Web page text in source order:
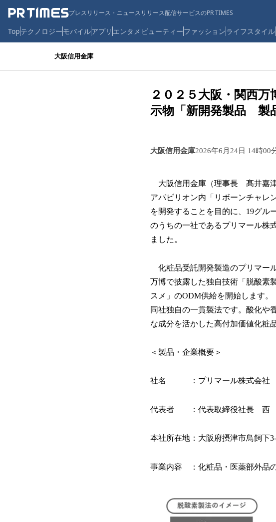
プレスリリース・ニュースリリース配信サービスのPR TIMES
Topテクノロジーモバイルアプリ エンタメ ビューティーファッションライフスタイル
大阪信用金庫
２０２５大阪・関西
示物「新開発製品 製
大阪信用金庫2026年6月24日 14時00
大阪信用金庫（理事長 髙井嘉津
アパビリオン内「リボーンチャレ
を開発することを目的に、19グル
のうちの一社であるプリマール株
ました。
化粧品受託開発製造のプリマー
万博で披露した独自技術「脱酸素
スメ」のODM供給を開始します
同社独自の一貫製法です。酸化や
な成分を活かした高付加価値化粧
＜製品・企業概要＞
社名 ：プリマール株式会社
代表者 ：代表取締役社長 西
本社所在地：大阪府摂津市鳥飼下
事業内容 ：化粧品・医薬部外品